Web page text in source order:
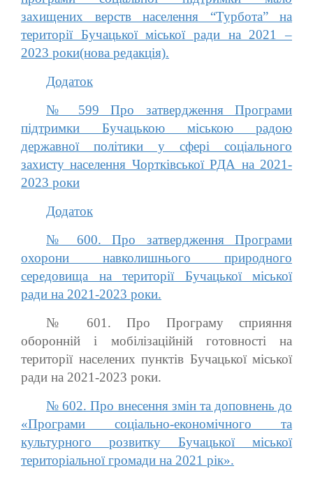
захищених верств населення “Турбота” на
території Бучацької міської ради на 2021 –
2023 роки(нова редакція).
Додаток
№ 599 Про затвердження Програми
підтримки Бучацькою міською радою
державної політики у сфері соціального
захисту населення Чортківської РДА на 2021-
2023 роки
Додаток
№ 600. Про затвердження Програми
охорони навколишнього природного
середовища на території Бучацької міської
ради на 2021-2023 роки.
№ 601. Про Програму сприяння
оборонній і мобілізаційній готовності на
території населених пунктів Бучацької міської
ради на 2021-2023 роки.
№ 602. Про внесення змін та доповнень до
«Програми соціально-економічного та
культурного розвитку Бучацької міської
територіальної громади на 2021 рік».